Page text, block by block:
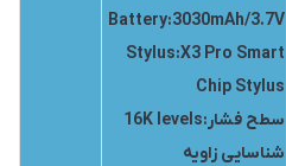
Battery:3030mAh/3.7V
Stylus:X3 Pro Smart
Chip Stylus
سطح فشار:16K levels
شناسایی زاویه